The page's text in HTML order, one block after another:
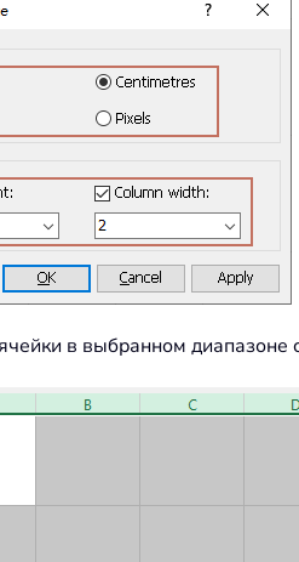
в выбранном диапазоне